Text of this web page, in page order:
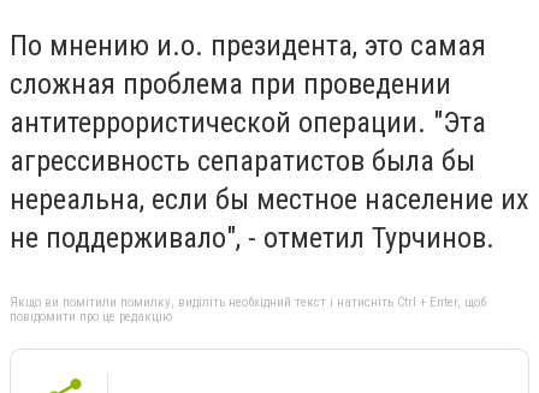
По мнению и.о. президента, это самая
сложная проблема при проведении
антитеррористической операции. "Эта
агрессивность сепаратистов была бы
нереальна, если бы местное население их
не поддерживало", - отметил Турчинов.
Якщо ви помітили помилку, виділіть необхідний текст і натисніть Ctrl + Enter, щоб
повідомити про це редакцію